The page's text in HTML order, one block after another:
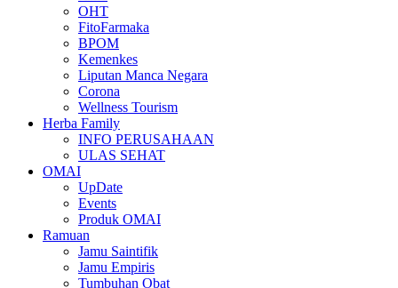
OHT
FitoFarmaka
BPOM
Kemenkes
Liputan Manca Negara
Corona
Wellness Tourism
Herba Family
INFO PERUSAHAAN
ULAS SEHAT
OMAI
UpDate
Events
Produk OMAI
Ramuan
Jamu Saintifik
Jamu Empiris
Tumbuhan Obat